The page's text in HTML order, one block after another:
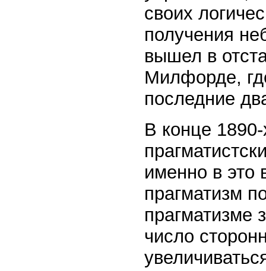
своих
получения
вышел в
Милфорде,
последние
В конце
именно в это
прагматизм
прагматизме
число